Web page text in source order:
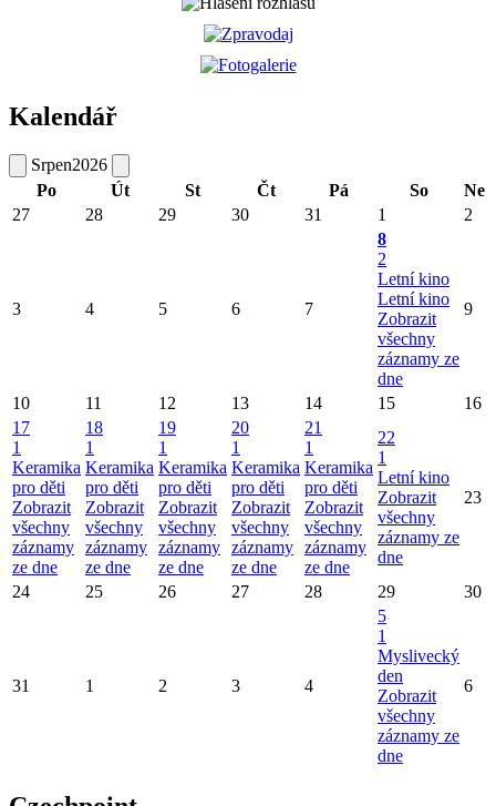
Kalendář
Srpen2026
Po
Út St Čt Pá So
Ne
27
28 29 30 31 1 2
3 4 5 6 7
8
2
Letní kino
Letní kino
Zobrazit
všechny
záznamy ze
dne
9
10 11 12 13 14 15
16
17
1
Keramika
pro děti
Zobrazit
všechny
záznamy
ze dne
18
1
Keramika
pro děti
Zobrazit
všechny
záznamy
ze dne
19
1
Keramika
pro děti
Zobrazit
všechny
záznamy
ze dne
20
1
Keramika
pro děti
Zobrazit
všechny
záznamy
ze dne
21
1
Keramika
pro děti
Zobrazit
všechny
záznamy
ze dne
22
1
Letní kino
Zobrazit
všechny
záznamy ze
dne
23
24 25 26 27 28 29 30
31 1 2 3 4
5
1
Myslivecký
den
Zobrazit
všechny
záznamy ze
dne
6